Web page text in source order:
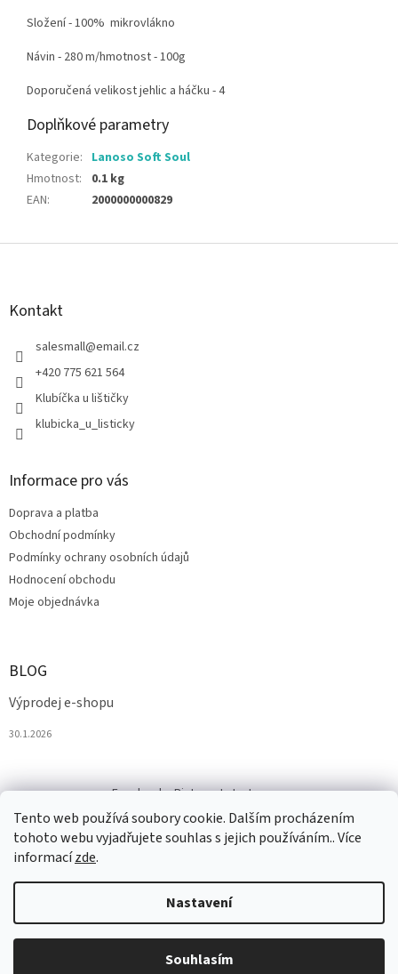
Tento web používá soubory cookie. Dalším procházením
tohoto webu vyjadřujete souhlas s jejich používáním.. Více
informacízde.
Nastavení
Souhlasím
Složení - 100% mikrovlákno
Návin - 280 m/hmotnost - 100g
Doporučená velikost jehlic a háčku - 4
Doplňkové parametry
Kategorie: Lanoso Soft Soul
Hmotnost:
0.1 kg
EAN: 2000000000829
Z
Kontakt
salesmall@email.cz
+420 775 621 564
Klubíčka u lištičky
klubicka_u_listicky
Informace pro vás
Doprava a platba
Obchodní podmínky
Podmínky ochrany osobních údajů
Hodnocení obchodu
Moje objednávka
BLOG
Výprodej e-shopu
30.1.2026
Facebook Pinterest Instagram
Vytvořil Shoptet
Salesmall.cz. Všechna práva vyhrazena.